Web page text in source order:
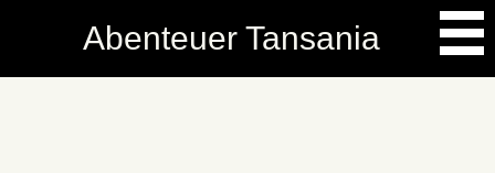
content
Abenteuer Tansania